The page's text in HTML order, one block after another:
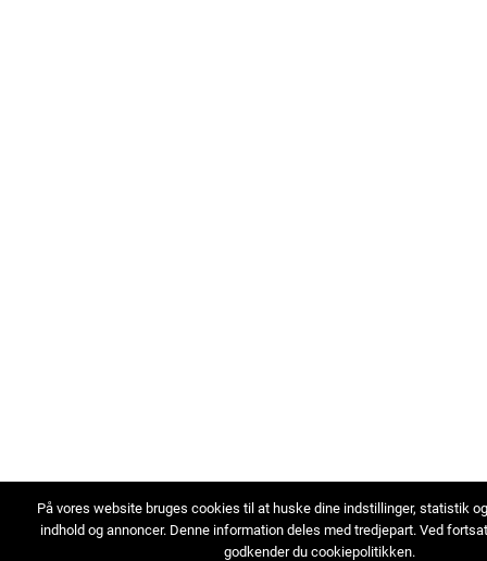
På vores website bruges cookies til at huske dine indstillinger, statistik
indhold og annoncer. Denne information deles med tredjepart. Ved
godkender du cookiepolitikken.